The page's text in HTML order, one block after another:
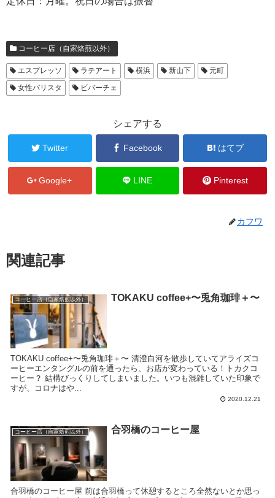
コーヒー店（自家焙煎以外）
エスプレッソ ラテアート 横浜 新山下
元町
女性バリスタ
ビバーチェ
シェアする
Twitter Facebook はてブ
Google+ LINE Pinterest
カフワ
関連記事
コーヒー店（自家焙煎以外） TOKAKU coffee+〜兎角珈琲＋〜
TOKAKU coffee+〜兎角珈琲＋〜 清澄白河を散歩していてアライズコ
ーヒーエンタングルの前を通ったら、お店が変わっている！トカクコ
ーヒー？ 結構びっくりしてしまいました。いつも混雑していた印象で
すが、コロナはや...
2020.12.21
コーヒー店（自家焙煎以外） 合羽橋のコーヒー屋
合羽橋のコーヒー屋 前は合羽橋って休憩するところ全然ないとか思っ